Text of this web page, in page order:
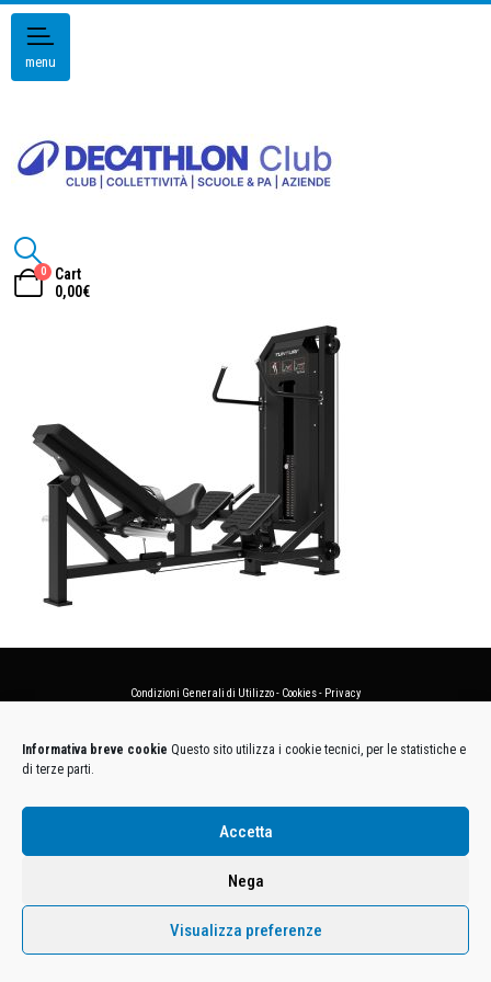
Informativa breve cookie Questo sito utilizza i cookie tecnici, per le statistiche e
di terze parti.
Accetta
Nega
Visualizza preferenze
menu
0
Cart
0,00€
Condizioni Generali di Utilizzo- Cookies- Privacy
Euro 12.500.000 i.v. - C.F. e Iscr. Reg. Imp. Monza e Brianza 02137480964 - R.E.A. MB-1370021 -
P.IVA. 11005760159 - Direzione e coordinamento art. 2497 C.C. DECATHLON SA, Villeneuve